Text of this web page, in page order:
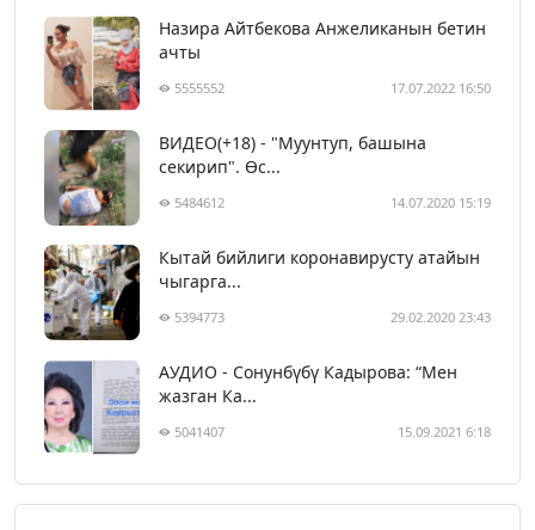
Назира Айтбекова Анжеликанын бетин
ачты
5555552 17.07.2022 16:50
ВИДЕО(+18) - "Муунтуп, башына
секирип". Өс...
5484612 14.07.2020 15:19
Кытай бийлиги коронавирусту атайын
чыгарга...
5394773 29.02.2020 23:43
АУДИО - Сонунбүбү Кадырова: “Мен
жазган Ка...
5041407 15.09.2021 6:18